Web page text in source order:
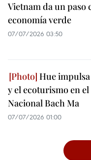
Vietnam da un paso
economía verde
07/07/2026 03:50
Hue
y el ecoturismo en
Nacional Bach Ma
07/07/2026 01:00